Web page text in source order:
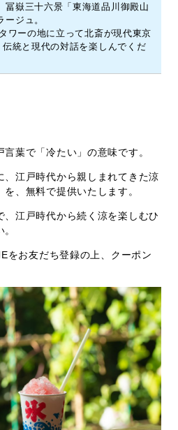
冨嶽三十六景「東海道品川御殿山
ジュ。
ワーの地に立って北斎が現代東京
統と現代の対話を楽しんでくだ
葉で「冷たい」の意味です。
江戸時代から親しまれてきた涼
、無料で提供いたします。
江戸時代から続く涼を楽しむひ
お友だち登録の上、クーポン